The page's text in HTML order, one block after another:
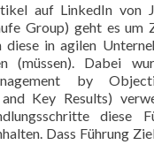
auf LinkedIn von
Group) geht es um
diese in agilen
(müssen). Dabei
by
Key Results)
diese
Dass Führung